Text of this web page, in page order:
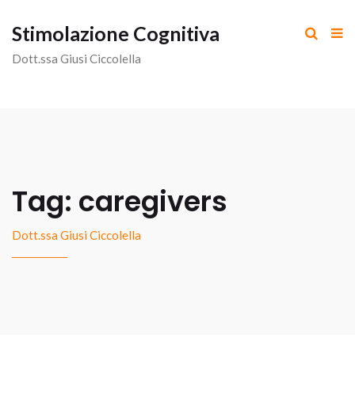
Stimolazione Cognitiva
Dott.ssa Giusi Ciccolella
Tag: caregivers
Dott.ssa Giusi Ciccolella